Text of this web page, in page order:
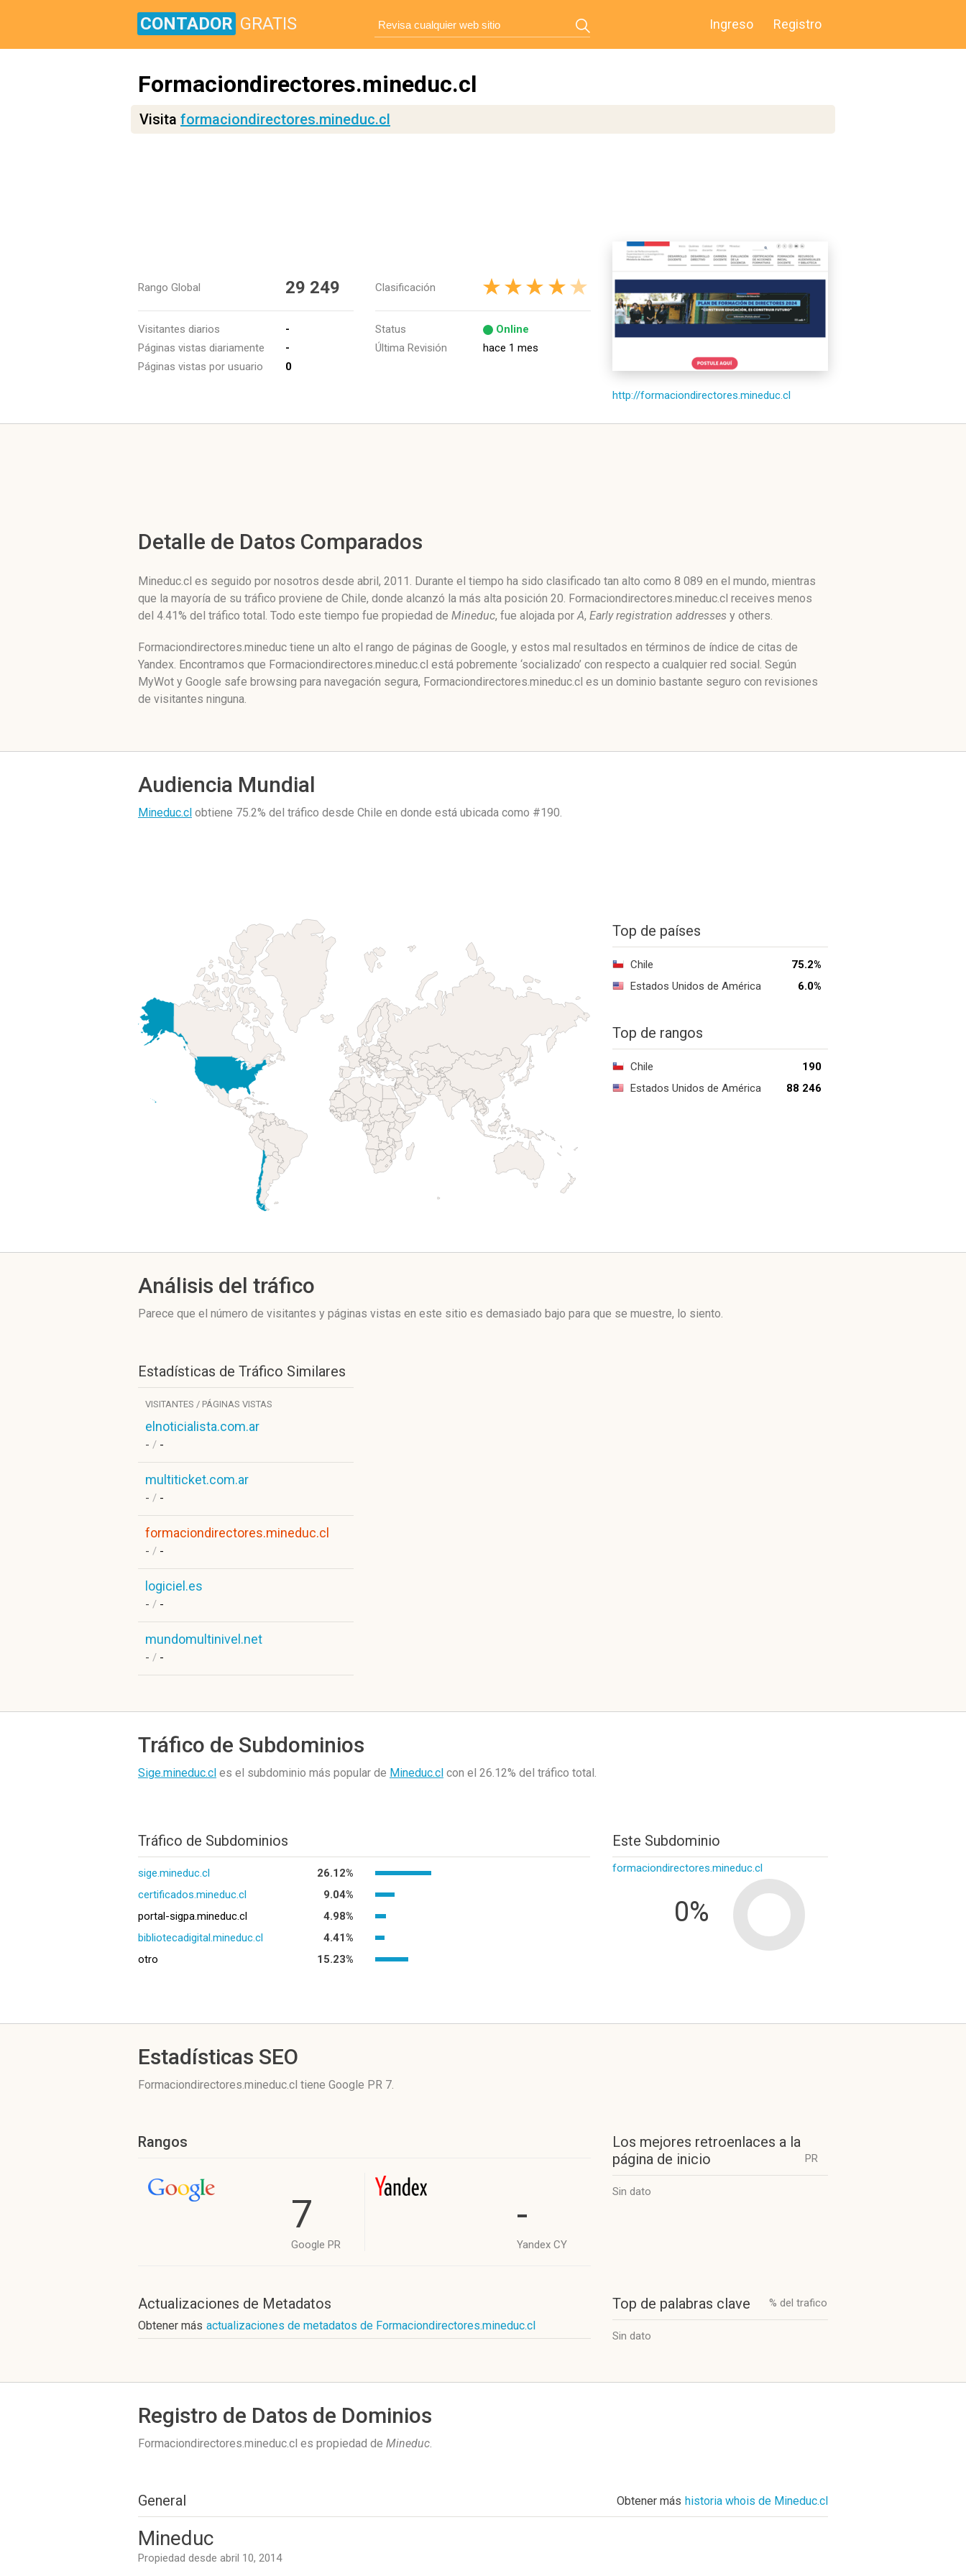
CONTADOR GRATIS Ingreso Registro
Formaciondirectores.mineduc.cl
Visita formaciondirectores.mineduc.cl
Rango Global 29 249
Visitantes diarios
-
Páginas vistas diariamente
-
Páginas vistas por usuario
0
Clasificación
Status
Online
Última Revisión
hace 1 mes
http://formaciondirectores.mineduc.cl
Detalle de Datos Comparados
Mineduc.cl es seguido por nosotros desde abril, 2011. Durante el tiempo ha sido clasificado tan alto como 8 089 en el mundo, mientras
que la mayoría de su tráfico proviene de Chile, donde alcanzó la más alta posición 20. Formaciondirectores.mineduc.cl receives menos
del 4.41% del tráfico total. Todo este tiempo fue propiedad de Mineduc, fue alojada porA, Early registration addresses y others.
Formaciondirectores.mineduc tiene un alto el rango de páginas de Google, y estos mal resultados en términos de índice de citas de
Yandex. Encontramos que Formaciondirectores.mineduc.cl está pobremente ‘socializado’ con respecto a cualquier red social. Según
MyWot y Google safe browsing para navegación segura, Formaciondirectores.mineduc.cl es un dominio bastante seguro con revisiones
de visitantes ninguna.
Audiencia Mundial
Mineduc.cl obtiene 75.2% del tráfico desde Chile en donde está ubicada como #190.
Top de países
Chile
75.2%
Estados Unidos de América
6.0%
Top de rangos
Chile
190
Estados Unidos de América
88 246
Análisis del tráfico
Parece que el número de visitantes y páginas vistas en este sitio es demasiado bajo para que se muestre, lo siento.
Estadísticas de Tráfico Similares
VISITANTES / PÁGINAS VISTAS
elnoticialista.com.ar
- / -
multiticket.com.ar
- / -
formaciondirectores.mineduc.cl
- / -
logiciel.es
- / -
mundomultinivel.net
- / -
Tráfico de Subdominios
Sige.mineduc.cl es el subdominio más popular de Mineduc.cl con el 26.12% del tráfico total.
Tráfico de Subdominios
sige.mineduc.cl
26.12%
certificados.mineduc.cl
9.04%
portal-sigpa.mineduc.cl
4.98%
bibliotecadigital.mineduc.cl
4.41%
otro
15.23%
Este Subdominio
formaciondirectores.mineduc.cl
0%
Estadísticas SEO
Formaciondirectores.mineduc.cl tiene Google PR 7.
Rangos
7
Google PR
-
Yandex CY
Actualizaciones de Metadatos
Obtener más actualizaciones de metadatos de Formaciondirectores.mineduc.cl
Los mejores retroenlaces a la
página de inicio
PR
Sin dato
Top de palabras clave % del trafico
Sin dato
Registro de Datos de Dominios
Formaciondirectores.mineduc.cl es propiedad de Mineduc.
General Obtener más historia whois de Mineduc.cl
Mineduc
Propiedad desde abril 10, 2014